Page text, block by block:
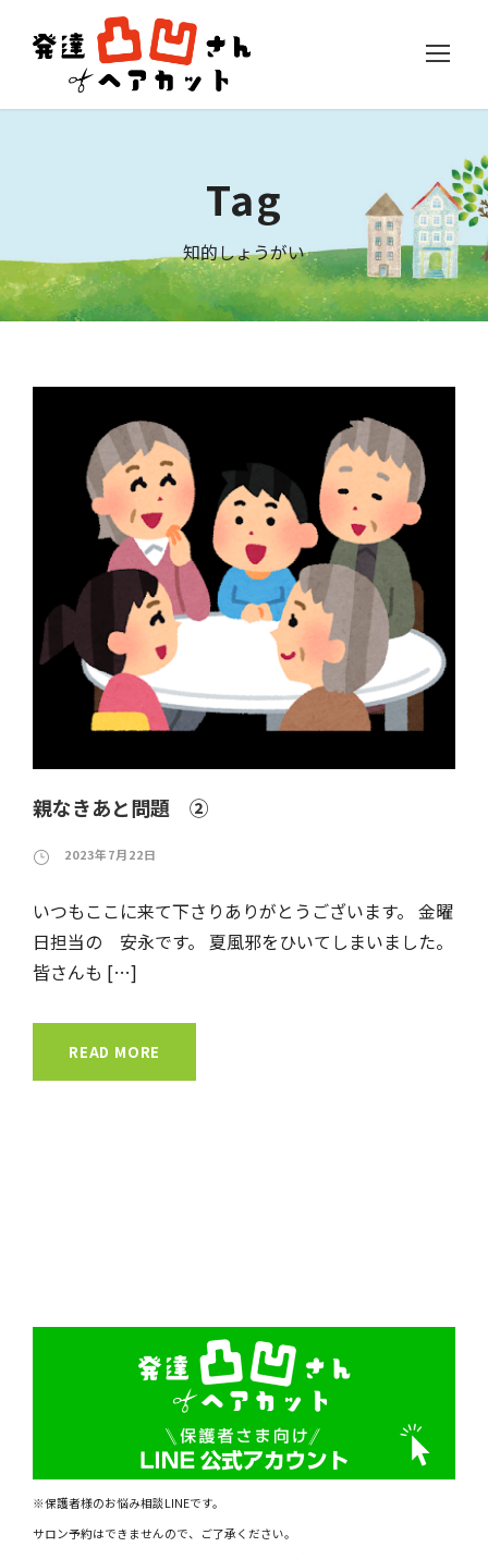
Tag
知的しょうがい
親なきあと問題 ②
2023年7月22日
いつもここに来て下さりありがとうございます。 金曜
日担当の 安永です。 夏風邪をひいてしまいました。
皆さんも […]
READ MORE
※保護者様のお悩み相談LINEです。
サロン予約はできませんので、ご了承ください。